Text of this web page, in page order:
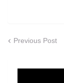
Previous Post